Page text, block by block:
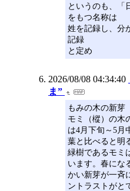
というのも、「
をもつ名称は
姓を記録し、分
記録
と定め
2026/08/08 04:34:40
ま”
もみの木の新芽
モミ（樅）の木
は4月下旬～5月
葉と比べると明
緑樹であるモミ
います。春にな
かい新芽が一斉
ントラストがと